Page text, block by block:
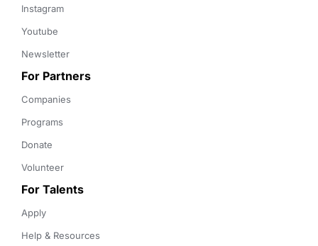
Instagram
Youtube
Newsletter
For Partners
Companies
Programs
Donate
Volunteer
For Talents
Apply
Help & Resources